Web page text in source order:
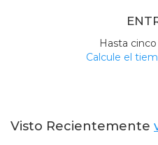
Hasta
Calcule el
Visto Recientemente